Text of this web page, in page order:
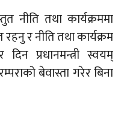
नीति तथा कार्यक्रममा
र नीति तथा कार्यक्रम
प्रधानमन्त्री स्वयम्
बेवास्ता गरेर बिना